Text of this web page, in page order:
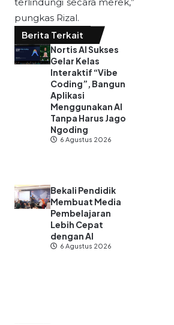
terlindungi secara merek,”
pungkas Rizal.
Berita Terkait
Nortis AI Sukses
Gelar Kelas
Interaktif “Vibe
Coding”, Bangun
Aplikasi
Menggunakan AI
Tanpa Harus Jago
Ngoding
6 Agustus 2026
Bekali Pendidik
Membuat Media
Pembelajaran
Lebih Cepat
dengan AI
6 Agustus 2026